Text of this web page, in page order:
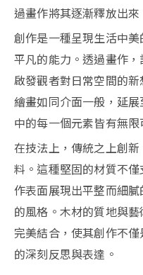
過畫作將其逐漸釋放出來
創作是一種呈現生活中
平凡的能力。透過畫作，
啟發觀者對日常空間的
繪畫如同介面一般，延
中的每一個元素皆有無限
在技法上，傳統之上創
料。這種堅固的材質不
作表面展現出平整而細
的風格。木材的質地與
完美結合，使其創作不
的深刻反思與表達。